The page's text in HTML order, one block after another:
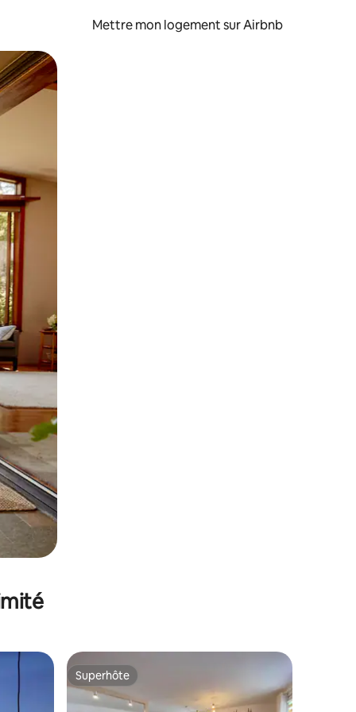
Mettre mon logement sur Airbnb
glisser.
appréciés Superhôte
Superhôte